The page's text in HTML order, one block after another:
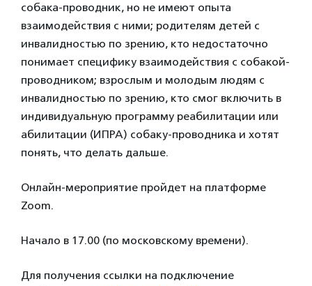
собака-проводник, но не имеют опыта
взаимодействия с ними; родителям детей с
инвалидностью по зрению, кто недостаточно
понимает специфику взаимодействия с собакой-
проводником; взрослым и молодым людям с
инвалидностью по зрению, кто смог включить в
индивидуальную программу реабилитации или
абилитации (ИПРА) собаку-проводника и хотят
понять, что делать дальше.
Онлайн-мероприятие пройдет на платформе
Zoom.
Начало в 17.00 (по московскому времени).
Для получения ссылки на подключение